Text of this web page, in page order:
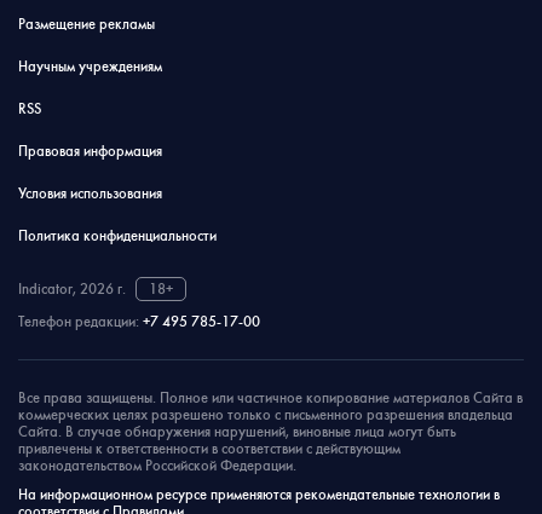
Размещение рекламы
Научным учреждениям
RSS
Правовая информация
Условия использования
Политика конфиденциальности
Indicator, 2026 г.
18+
Телефон редакции: +7 495 785-17-00
Все права защищены. Полное или частичное копирование материалов Сайта в
коммерческих целях разрешено только с письменного разрешения владельца
Сайта. В случае обнаружения нарушений, виновные лица могут быть
привлечены к ответственности в соответствии с действующим
законодательством Российской Федерации.
На информационном ресурсе применяются рекомендательные технологии в